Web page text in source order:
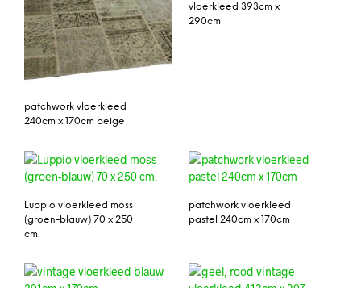
patchwork vloerkleed
240cm x 170cm beige
vloerkleed 393cm x
290cm
Luppio vloerkleed moss
(groen-blauw) 70 x 250
cm.
patchwork vloerkleed
pastel 240cm x 170cm